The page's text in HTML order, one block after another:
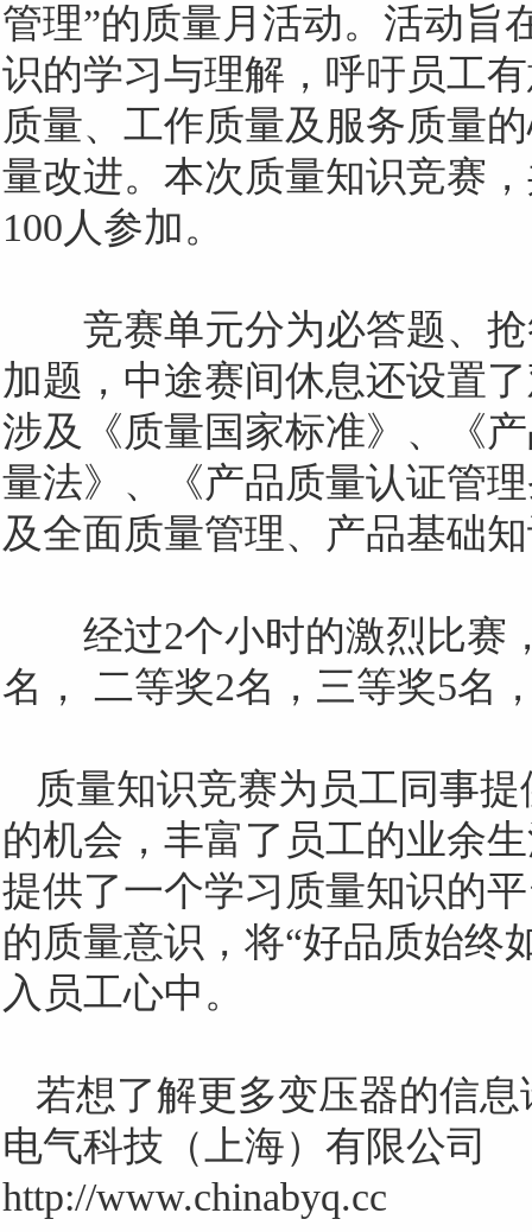
管理”的质量月活动。活动旨
识的学习与理解，呼吁员工
质量、工作质量及服务质量
量改进。本次质量知识竞赛
100人参加。
竞赛单元分为必答题、抢
加题，中途赛间休息还设置
涉及《质量国家标准》、《
量法》、《产品质量认证管
及全面质量管理、产品基础
经过2个小时的激烈比赛
名， 二等奖2名，三等奖5名
质量知识竞赛为员工同事
的机会，丰富了员工的业余
提供了一个学习质量知识的
的质量意识，将“好品质始终
入员工心中。
若想了解更多变压器的信
电气科技（上海）有限公司
http://www.chinabyq.cc